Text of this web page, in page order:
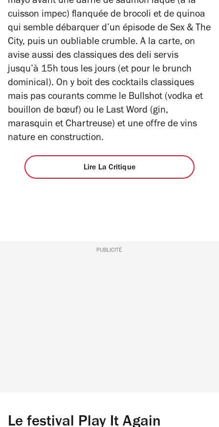
cuisson impec) flanquée de brocoli et de quinoa
qui semble débarquer d’un épisode de Sex & The
City, puis un oubliable crumble. A la carte, on
avise aussi des classiques des deli servis
jusqu’à 15h tous les jours (et pour le brunch
dominical). On y boit des cocktails classiques
mais pas courants comme le Bullshot (vodka et
bouillon de bœuf) ou le Last Word (gin,
marasquin et Chartreuse) et une offre de vins
nature en construction.
Lire La Critique
PUBLICITÉ
Le festival Play It Again